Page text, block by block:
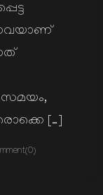
സമയം,
[…]